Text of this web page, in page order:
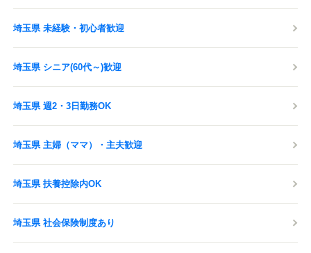
埼玉県 未経験・初心者歓迎
埼玉県 シニア(60代～)歓迎
埼玉県 週2・3日勤務OK
埼玉県 主婦（ママ）・主夫歓迎
埼玉県 扶養控除内OK
埼玉県 社会保険制度あり